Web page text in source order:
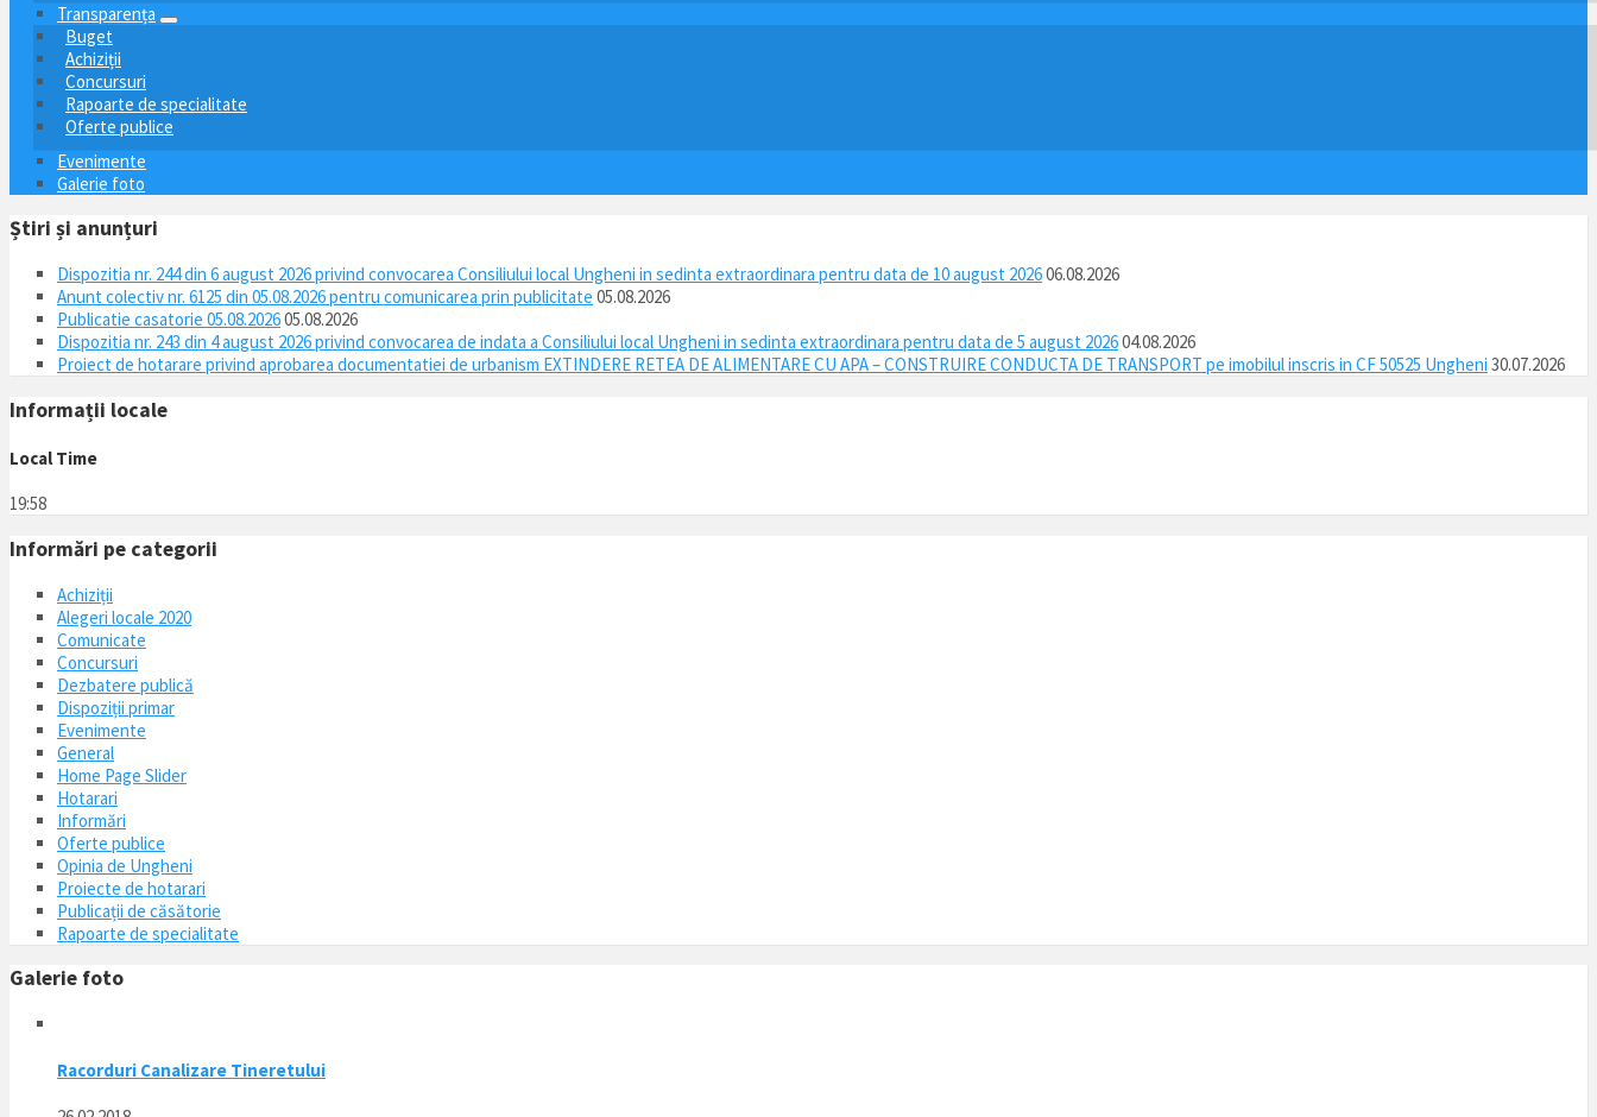
Transparența
Buget
Achiziții
Concursuri
Rapoarte de specialitate
Oferte publice
Evenimente
Galerie foto
Știri și anunțuri
Dispozitia nr. 244 din 6 august 2026 privind convocarea Consiliului local Ungheni in sedinta extraordinara pentru data de 10 august 202606.08.2026
Anunt colectiv nr. 6125 din 05.08.2026 pentru comunicarea prin publicitate 05.08.2026
Publicatie casatorie 05.08.202605.08.2026
Dispozitia nr. 243 din 4 august 2026 privind convocarea de indata a Consiliului local Ungheni in sedinta extraordinara pentru data de 5 august 202604.08.2026
Proiect de hotarare privind aprobarea documentatiei de urbanism EXTINDERE RETEA DE ALIMENTARE CU APA – CONSTRUIRE CONDUCTA DE TRANSPORT pe imobilul inscris in CF 50525 Ungheni 30.07.2026
Informații locale
Local Time
19:58
Informări pe categorii
Achiziții
Alegeri locale 2020
Comunicate
Concursuri
Dezbatere publică
Dispoziții primar
Evenimente
General
Home Page Slider
Hotarari
Informări
Oferte publice
Opinia de Ungheni
Proiecte de hotarari
Publicații de căsătorie
Rapoarte de specialitate
Galerie foto
Racorduri Canalizare Tineretului